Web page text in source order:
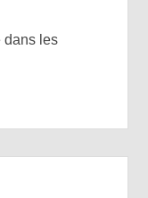
dans les